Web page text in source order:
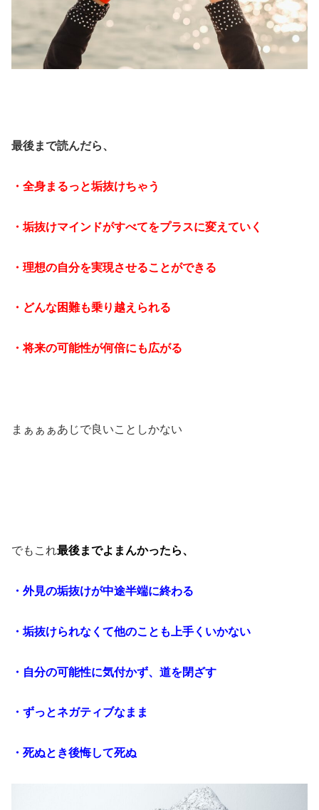
最後まで読んだら、
・全身まるっと垢抜けちゃう
・垢抜けマインドがすべてをプラスに変えていく
・理想の自分を実現させることができる
・どんな困難も乗り越えられる
・将来の可能性が何倍にも広がる
まぁぁぁあじで良いことしかない
でもこれ最後までよまんかったら、
・外見の垢抜けが中途半端に終わる
・垢抜けられなくて他のことも上手くいかない
・自分の可能性に気付かず、道を閉ざす
・ずっとネガティブなまま
・死ぬとき後悔して死ぬ